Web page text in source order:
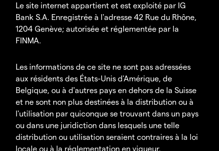
Le site internet appartient et est exploité par IG
Bank S.A. Enregistrée à l'adresse 42 Rue du Rhône,
1204 Genève; autorisée et réglementée par la
FINMA.
Les informations de ce site ne sont pas adressées
aux résidents des États-Unis d'Amérique, de
Belgique, ou à d'autres pays en dehors de la Suisse
et ne sont non plus destinées à la distribution ou à
l'utilisation par quiconque se trouvant dans un pays
ou dans une juridiction dans lesquels une telle
distribution ou utilisation seraient contraires à la loi
locale ou à la réglementation en vigueur.